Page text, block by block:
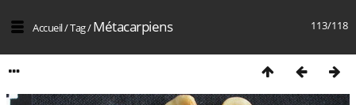
113/118
Accueil/Tag/Métacarpiens